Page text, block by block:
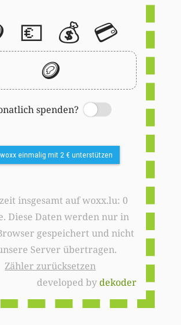
💶 💰 💳
🪙
spenden?
Switch
einmalig mit 2 € unterstützen
insgesamt auf woxx.lu: 0
Diese Daten werden nur in
gespeichert und nicht
Server übertragen.
Zähler zurücksetzen
developed bydekoder